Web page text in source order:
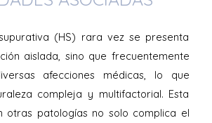
(HS) rara vez se presenta
aislada, sino que frecuentemente
afecciones médicas, lo que
compleja y multifactorial. Esta
otras patologías no solo complica el